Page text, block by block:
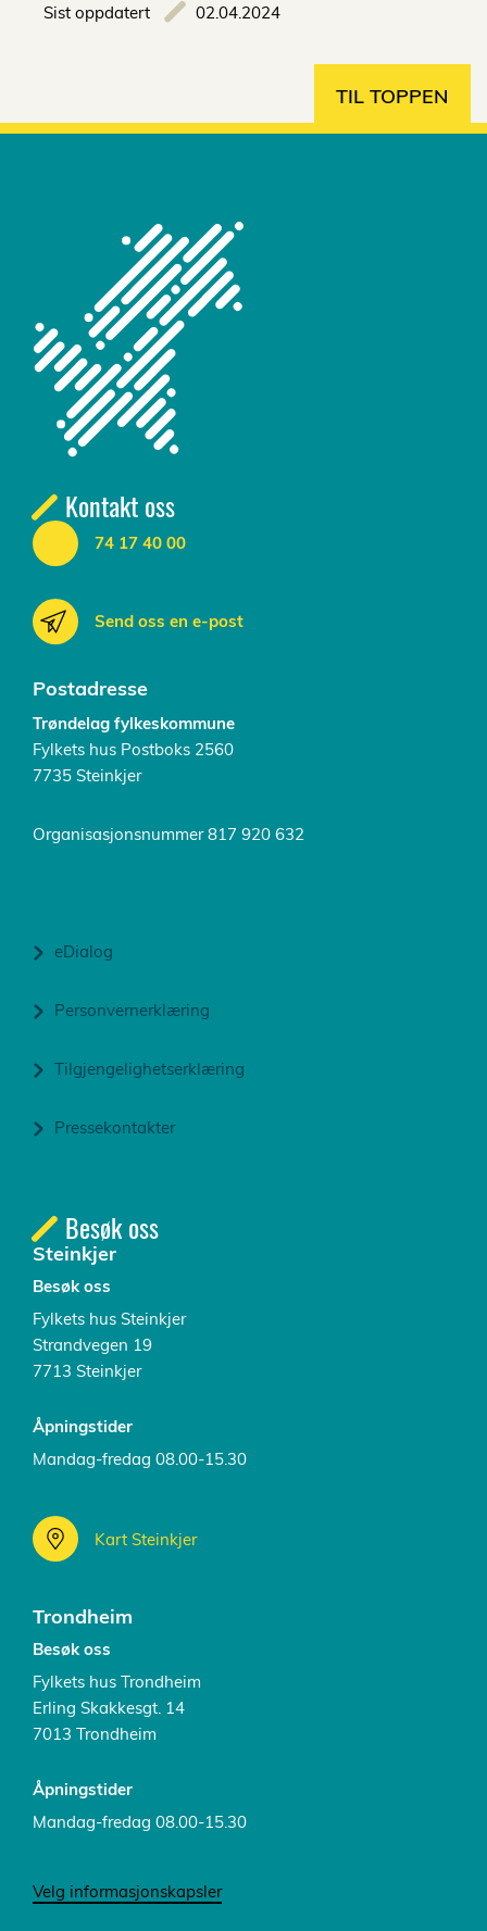
Sist oppdatert 02.04.2024
TIL TOPPEN
Kontakt oss
74 17 40 00
Send oss en e-post
Postadresse
Trøndelag fylkeskommune
Fylkets hus Postboks 2560
7735 Steinkjer
Organisasjonsnummer 817 920 632
eDialog
Personvernerklæring
Tilgjengelighetserklæring
Pressekontakter
Besøk oss
Steinkjer
Besøk oss
Fylkets hus Steinkjer
Strandvegen 19
7713 Steinkjer
Åpningstider
Mandag-fredag 08.00-15.30
Kart Steinkjer
Trondheim
Besøk oss
Fylkets hus Trondheim
Erling Skakkesgt. 14
7013 Trondheim
Åpningstider
Mandag-fredag 08.00-15.30
Velg informasjonskapsler